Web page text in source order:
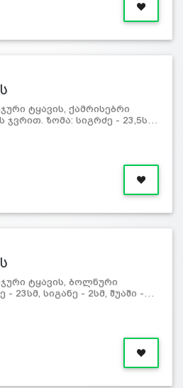
ტყავის, ქამრისებრი
ჯვრით. ზომა: სიგრძე - 23,5ს…
ტყავის, ბოლნური
- 23სმ, სიგანე - 2სმ, შუაში -…